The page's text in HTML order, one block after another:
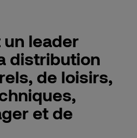
un leader
distribution
de loisirs,
et de